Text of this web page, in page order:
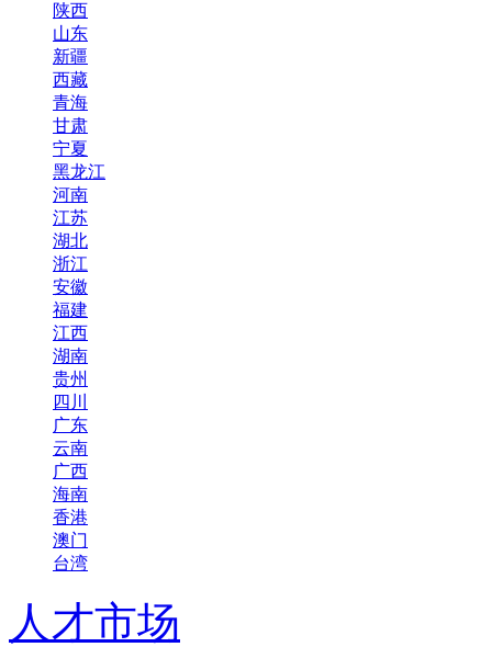
陕西
山东
新疆
西藏
青海
甘肃
宁夏
黑龙江
河南
江苏
湖北
浙江
安徽
福建
江西
湖南
贵州
四川
广东
云南
广西
海南
香港
澳门
台湾
人才市场